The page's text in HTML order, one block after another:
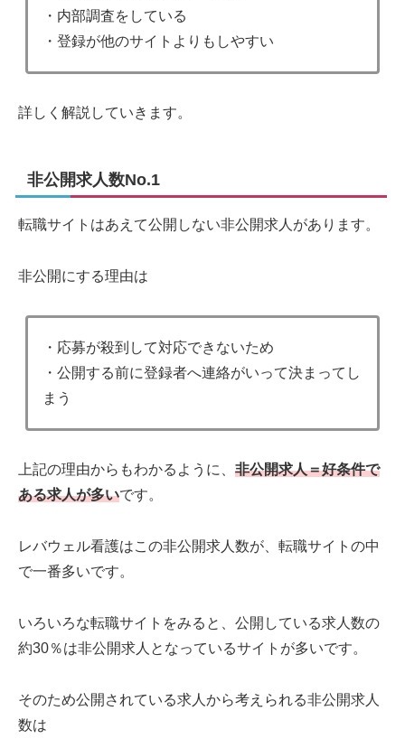
・内部調査をしている
・登録が他のサイトよりもしやすい
詳しく解説していきます。
非公開求人数No.1
転職サイトはあえて公開しない非公開求人があります。
非公開にする理由は
・応募が殺到して対応できないため
・公開する前に登録者へ連絡がいって決まってし
まう
上記の理由からもわかるように、 非公開求人＝好条件で
ある求人が多いです。
レバウェル看護はこの非公開求人数が、転職サイトの中
で一番多いです。
いろいろな転職サイトをみると、公開している求人数の
約30％は非公開求人となっているサイトが多いです。
そのため公開されている求人から考えられる非公開求人
数は